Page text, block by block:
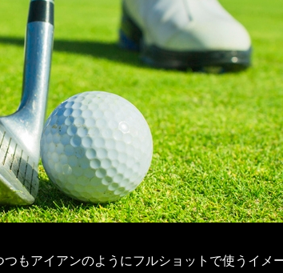
もアイアンのようにフルショットで使うイメ